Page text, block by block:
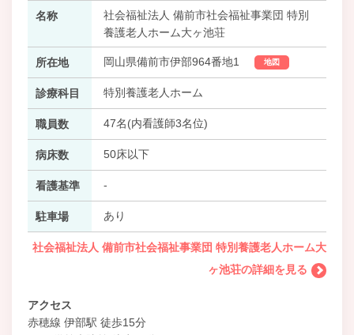
名称
社会福祉法人 備前市社会福祉事業団 特別
養護老人ホーム大ヶ池荘
所在地 岡山県備前市伊部964番地1 地図
診療科目 特別養護老人ホーム
職員数 47名(内看護師3名位)
病床数 50床以下
看護基準 -
駐車場 あり
社会福祉法人 備前市社会福祉事業団 特別養護老人ホーム大
ヶ池荘の詳細を見る
アクセス
赤穂線 伊部駅 徒歩15分